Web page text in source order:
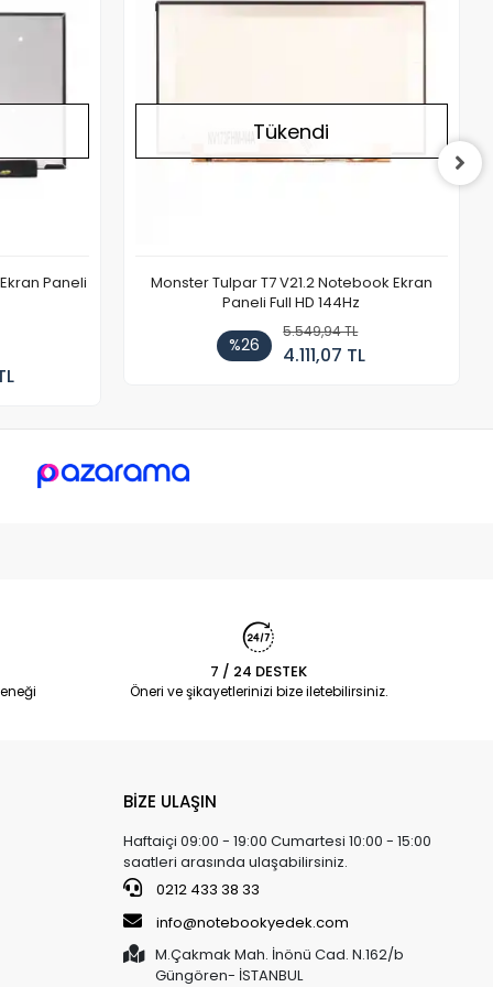
Paneli
Tükendi
Monster Tulpar T7 V21.2 Notebook Ekran
Paneli Full HD 144Hz
%26
5.549,94 TL
4.111,07 TL
7 / 24 DESTEK
Öneri ve şikayetlerinizi bize iletebilirsiniz.
BİZE ULAŞIN
Haftaiçi 09:00 - 19:00 Cumartesi 10:00 - 15:00
saatleri arasında ulaşabilirsiniz.
0212 433 38 33
info@notebookyedek.com
M.Çakmak Mah. İnönü Cad. N.162/b
Güngören- İSTANBUL